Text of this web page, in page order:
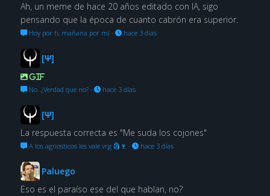
Ah, un meme de hace 20 años editado con IA, sigo
pensando que la época de cuanto cabrón era superior.
Hoy por ti, mañana por mí· hace 3 días
[Ψ]
GIF
No. ¿Verdad que no?· hace 3 días
[Ψ]
La respuesta correcta es "Me suda los cojones"
A los agnosticos les vale vrg 🗿🍷 · hace 3 días
Paluego
Eso es el paraíso ese del que hablan, no?